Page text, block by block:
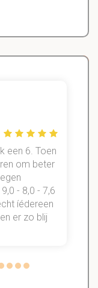
een 6. Toen
om beter
- 8,0 - 7,6
íédereen
er zo blij